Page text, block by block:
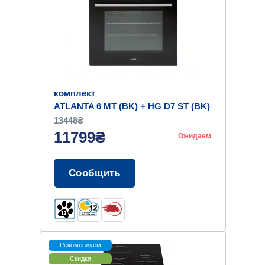
комплект
ATLANTA 6 MT (BK) + HG D7 ST (BK)
13448₴
11799₴ Ожидаем
Сообщить
Рекомендуем
Скидка